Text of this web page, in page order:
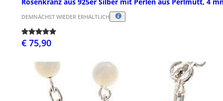
DEMNÄCHST WIEDER ERHÄLTLICH
€ 75,90